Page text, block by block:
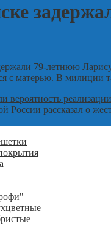
79-летнюю
с матерью. В милиции
вероятность
России рассказал о